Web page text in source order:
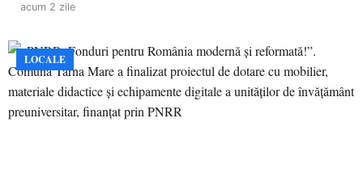
acum 2 zile
LOCALE